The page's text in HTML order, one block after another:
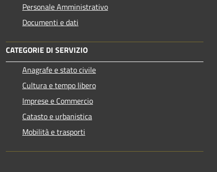
Personale Amministrativo
Documenti e dati
CATEGORIE DI SERVIZIO
Anagrafe e stato civile
Cultura e tempo libero
Imprese e Commercio
Catasto e urbanistica
Mobilità e trasporti